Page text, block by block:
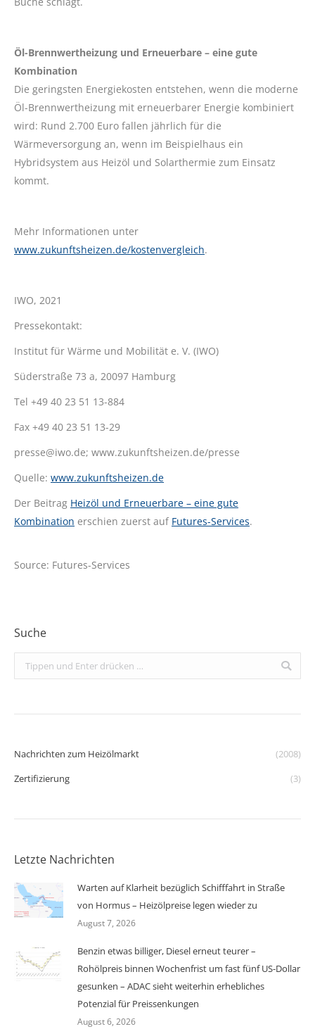
Öl-Brennwertheizung und Erneuerbare – eine gute
Kombination
Die geringsten Energiekosten entstehen, wenn die moderne
Öl-Brennwertheizung mit erneuerbarer Energie kombiniert
wird: Rund 2.700 Euro fallen jährlich für die
Wärmeversorgung an, wenn im Beispielhaus ein
Hybridsystem aus Heizöl und Solarthermie zum Einsatz
kommt.
Mehr Informationen unter
www.zukunftsheizen.de/kostenvergleich.
IWO, 2021
Pressekontakt:
Institut für Wärme und Mobilität e. V. (IWO)
Süderstraße 73 a, 20097 Hamburg
Tel +49 40 23 51 13-884
Fax +49 40 23 51 13-29
presse@iwo.de; www.zukunftsheizen.de/presse
Quelle: www.zukunftsheizen.de
Der Beitrag Heizöl und Erneuerbare – eine gute
Kombination erschien zuerst auf Futures-Services.
Source: Futures-Services
Suche
Search:
Nachrichten zum Heizölmarkt
(2008)
Zertifizierung
(3)
Letzte Nachrichten
Warten auf Klarheit bezüglich Schifffahrt in Straße
von Hormus – Heizölpreise legen wieder zu
August 7, 2026
Benzin etwas billiger, Diesel erneut teurer –
Rohölpreis binnen Wochenfrist um fast fünf US-Dollar
gesunken – ADAC sieht weiterhin erhebliches
Potenzial für Preissenkungen
August 6, 2026